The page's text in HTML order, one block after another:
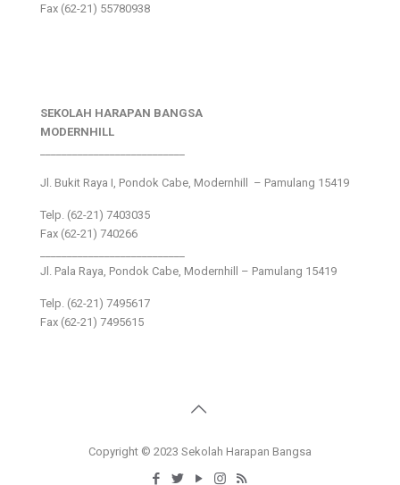
Fax (62-21) 55780938
SEKOLAH HARAPAN BANGSA
MODERNHILL
Jl. Bukit Raya I, Pondok Cabe, Modernhill – Pamulang 15419
Telp. (62-21) 7403035
Fax (62-21) 740266
Jl. Pala Raya, Pondok Cabe, Modernhill – Pamulang 15419
Telp. (62-21) 7495617
Fax (62-21) 7495615
Copyright © 2023 Sekolah Harapan Bangsa